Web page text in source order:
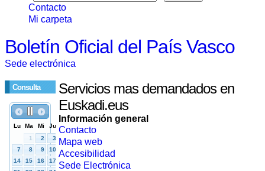
Contacto
Mi carpeta
Boletín Oficial del País Vasco
Sede electrónica
Consulta
Servicios mas demandados en
Euskadi.eus
Información general
Contacto
Mapa web
Accesibilidad
Sede Electrónica